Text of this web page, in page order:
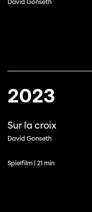
David Gonseth
2023
Sur la croix
David Gonseth
Spielfilm | 21 min